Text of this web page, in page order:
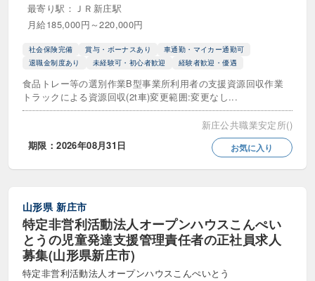
最寄り駅：ＪＲ新庄駅
月給185,000円～220,000円
社会保険完備 賞与・ボーナスあり
車通勤・マイカー通勤可
退職金制度あり
未経験可・初心者歓迎 経験者歓迎・優遇
食品トレー等の選別作業B型事業所利用者の支援資源回収作業
トラックによる資源回収(2t車)変更範囲:変更なし...
新庄公共職業安定所()
期限：2026年08月31日
お気に入り
山形県 新庄市
特定非営利活動法人オープンハウスこんぺい
とうの児童発達支援管理責任者の正社員求人
募集(山形県新庄市)
特定非営利活動法人オープンハウスこんぺいとう